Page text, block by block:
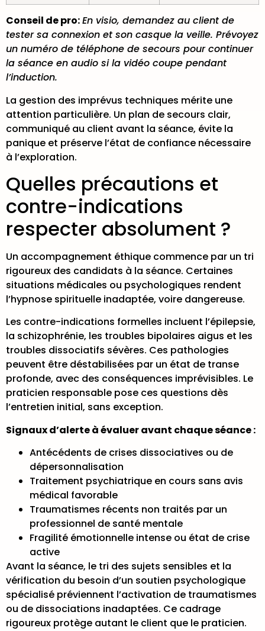
Conseil de pro:En visio, demandez au client de
tester sa connexion et son casque la veille. Prévoyez
un numéro de téléphone de secours pour continuer
la séance en audio si la vidéo coupe pendant
l’induction.
La gestion des imprévus techniques mérite une
attention particulière. Un plan de secours clair,
communiqué au client avant la séance, évite la
panique et préserve l’état de confiance nécessaire
à l’exploration.
Quelles précautions et
contre-indications
respecter absolument ?
Un accompagnement éthique commence par un tri
rigoureux des candidats à la séance. Certaines
situations médicales ou psychologiques rendent
l’hypnose spirituelle inadaptée, voire dangereuse.
Les contre-indications formelles incluent l’épilepsie,
la schizophrénie, les troubles bipolaires aigus et les
troubles dissociatifs sévères. Ces pathologies
peuvent être déstabilisées par un état de transe
profonde, avec des conséquences imprévisibles. Le
praticien responsable pose ces questions dès
l’entretien initial, sans exception.
Signaux d’alerte à évaluer avant chaque séance :
Antécédents de crises dissociatives ou de
dépersonnalisation
Traitement psychiatrique en cours sans avis
médical favorable
Traumatismes récents non traités par un
professionnel de santé mentale
Fragilité émotionnelle intense ou état de crise
active
Avant la séance, le tri des sujets sensibles et la
vérification du besoin d’un soutien psychologique
spécialisé préviennent l’activation de traumatismes
ou de dissociations inadaptées. Ce cadrage
rigoureux protège autant le client que le praticien.